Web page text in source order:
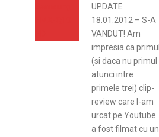
UPDATE
18.01.2012 – S-A
VANDUT! Am
impresia ca primul
(si daca nu primul
atunci intre
primele trei) clip-
review care l-am
urcat pe Youtube
a fost filmat cu un